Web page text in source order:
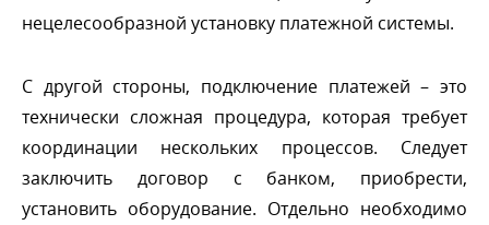
нецелесообразной установку платежной системы.
С другой стороны, подключение платежей – это
технически сложная процедура, которая требует
координации нескольких процессов. Следует
заключить договор с банком, приобрести,
установить оборудование. Отдельно необходимо